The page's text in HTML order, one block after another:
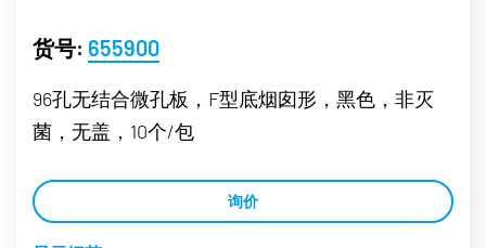
货号: 655900
96孔无结合微孔板，F型底烟囱形，黑色，非灭
菌，无盖，10个/包
询价